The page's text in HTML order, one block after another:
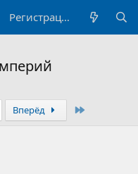
Регистрация
Вперёд